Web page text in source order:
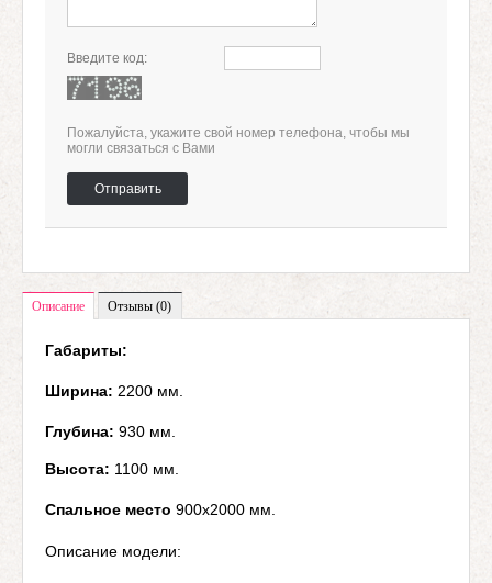
Введите код:
Пожалуйста, укажите свой номер телефона, чтобы мы
могли связаться с Вами
Отправить
Описание Отзывы (0)
Габариты:
Ширина: 2200 мм.
Глубина: 930 мм.
Высота: 1100 мм.
Спальное место 900х2000 мм.
Описание модели: